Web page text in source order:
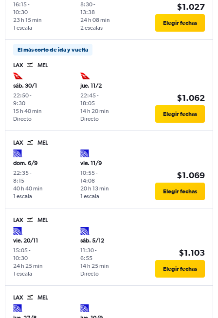
16:15-
10:30
1 escala
23 h 15 min
8:30-
13:38
2 escalas
24 h 08 min
$1.027
Elegir fechas
El más corto de ida y vuelta
LAX MEL
sáb. 30/1
22:50-
9:30
Directo
15 h 40 min
jue. 11/2
22:45-
18:05
Directo
14 h 20 min
$1.062
Elegir fechas
LAX MEL
dom. 6/9
22:35-
8:15
1 escala
40 h 40 min
vie. 11/9
10:55-
14:08
1 escala
20 h 13 min
$1.069
Elegir fechas
LAX MEL
vie. 20/11
15:05-
10:30
1 escala
24 h 25 min
sáb. 5/12
11:30-
6:55
Directo
14 h 25 min
$1.103
Elegir fechas
LAX MEL